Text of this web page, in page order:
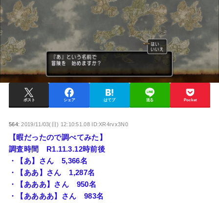
ポスト シェア はてブ 送る Pocket
564:2019/11/03(日) 12:10:51.08 ID:XR4rvx3N0
【暇だったので調べてみた】
調査時間 R1.11.3.12時前後
・【あ】さん 5,366名
・【ああ】さん 1,287名
・【あああ】さん 950名
・【ああああ】さん 983名